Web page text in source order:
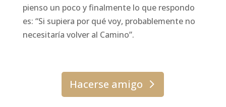
pienso un poco y finalmente lo que respondo
es: “Si supiera por qué voy, probablemente no
necesitaría volver al Camino”.
Hacerse amigo